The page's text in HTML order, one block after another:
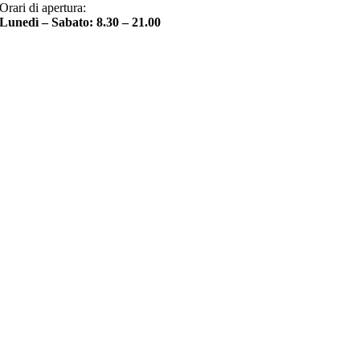
Orari di apertura:
Lunedì – Sabato: 8.30 – 21.00